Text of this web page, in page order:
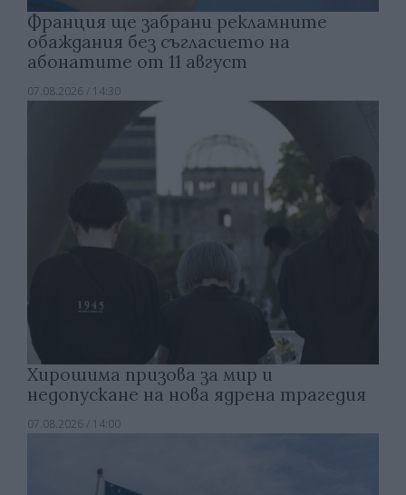
Франция ще забрани рекламните
обаждания без съгласието на
абонатите от 11 август
07.08.2026 / 14:30
Хирошима призова за мир и
недопускане на нова ядрена трагедия
07.08.2026 / 14:00